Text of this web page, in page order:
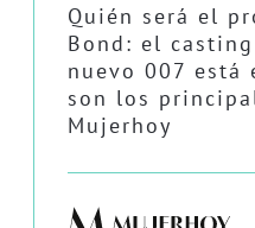
Quién será el
Bond: el
nuevo 007 está
son los
Mujerhoy